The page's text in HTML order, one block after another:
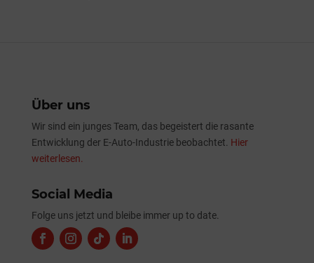
Über uns
Wir sind ein junges Team, das begeistert die rasante
Entwicklung der E-Auto-Industrie beobachtet. Hier
weiterlesen.
Social Media
Folge uns jetzt und bleibe immer up to date.